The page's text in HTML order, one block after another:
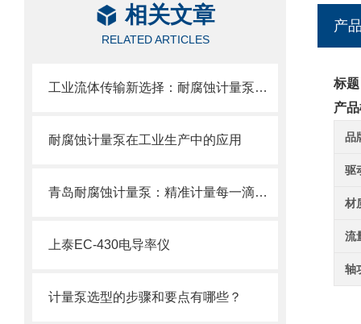
相关文章
RELATED ARTICLES
工业流体传输新选择：耐腐蚀计量泵的特性、应用与维护详解
耐腐蚀计量泵在工业生产中的应用
青岛耐腐蚀计量泵：精准计量每一滴，耐腐蚀更持久，让您的生产更顺心！
上泰EC-430电导率仪
计量泵选型的步骤和要点有哪些？
产
标
产
品
驱
材
流
轴